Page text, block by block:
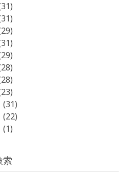
(31)
(22)
(1)
索